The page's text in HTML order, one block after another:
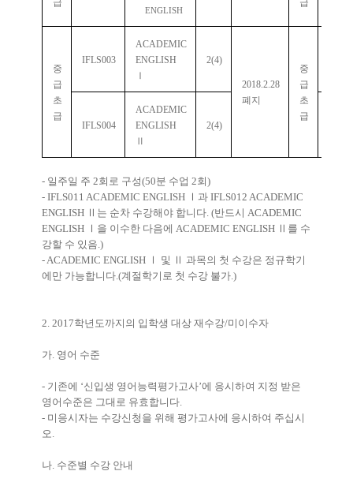
급
ENGLISH
급
중
급
초
급
IFLS003
ACADEMIC
ENGLISH
Ⅰ
2(4)
2018.2.28
폐지
중
급
초
급
IFLS004
ACADEMIC
ENGLISH
Ⅱ
2(4)
- 일주일 주 2회로 구성(50분 수업 2회)
- IFLS011 ACADEMIC ENGLISH Ⅰ 과 IFLS012 ACADEMIC
ENGLISH Ⅱ 는 순차 수강해야 합니다. (반드시 ACADEMIC
ENGLISH Ⅰ 을 이수한 다음에 ACADEMIC ENGLISH Ⅱ 를 수
강할 수 있음.)
- ACADEMIC ENGLISH Ⅰ 및 Ⅱ 과목의 첫 수강은 정규학기
에만 가능합니다.(계절학기로 첫 수강 불가.)
2. 2017학년도까지의 입학생 대상 재수강/미이수자
가. 영어 수준
- 기존에 ‘신입생 영어능력평가고사’에 응시하여 지정 받은
영어수준은 그대로 유효합니다.
- 미응시자는 수강신청을 위해 평가고사에 응시하여 주십시
오.
나. 수준별 수강 안내